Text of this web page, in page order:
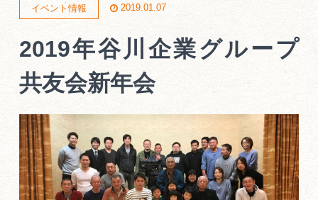
イベント情報 2019.01.07
2019年谷川企業グループ
共友会新年会